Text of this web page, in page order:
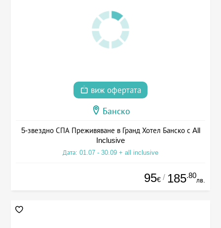
виж офертата
Банско
5-звездно СПА Преживяване в Гранд Хотел Банско с All
Inclusive
Дата: 01.07 - 30.09 + all inclusive
95€ / 185.80
лв.